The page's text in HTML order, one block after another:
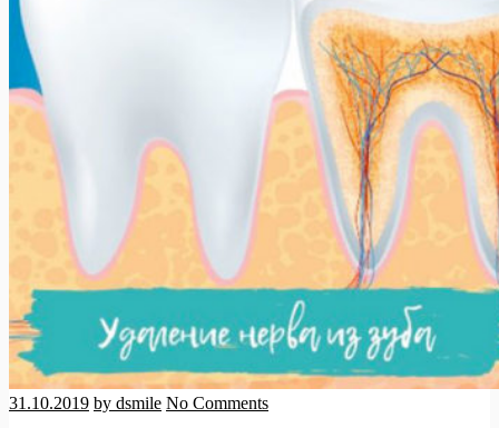
31.10.2019 by dsmile No Comments